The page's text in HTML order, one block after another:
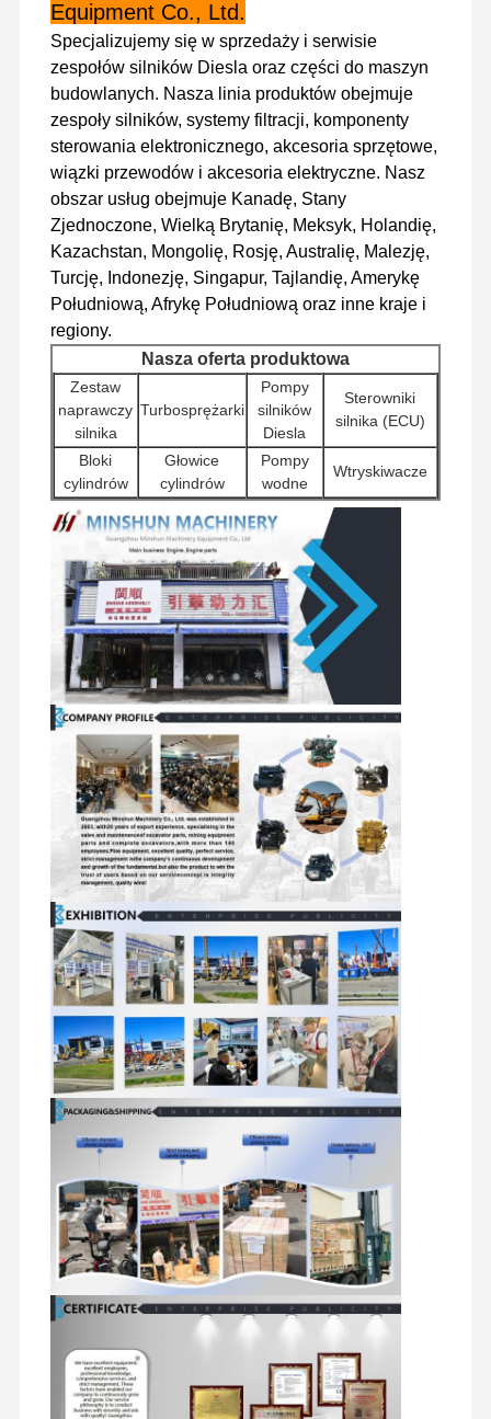
części zamienne do koparek
Equipment Co., Ltd.
Specjalizujemy się w sprzedaży i serwisie
zespołów silników Diesla oraz części do maszyn
budowlanych. Nasza linia produktów obejmuje
zespoły silników, systemy filtracji, komponenty
sterowania elektronicznego, akcesoria sprzętowe,
wiązki przewodów i akcesoria elektryczne. Nasz
obszar usług obejmuje Kanadę, Stany
Zjednoczone, Wielką Brytanię, Meksyk, Holandię,
Kazachstan, Mongolię, Rosję, Australię, Malezję,
Turcję, Indonezję, Singapur, Tajlandię, Amerykę
Południową, Afrykę Południową oraz inne kraje i
regiony.
Nasza oferta produktowa
Zestaw
naprawczy
silnika
Turbosprężarki
Pompy
silników
Diesla
Sterowniki
silnika (ECU)
Bloki
cylindrów
Głowice
cylindrów
Pompy
wodne
Wtryskiwacze
Rozruszniki Filtry
akcesoria
silnikowe
Pompy
Elementy
obrotowe
Zawory
rozdzielające
Zespoły
silników
jezdnych
Elementy
podwozia i inne
akcesoria